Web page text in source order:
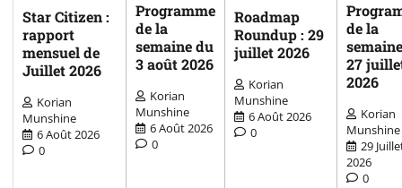
Star Citizen :
rapport
mensuel de
Juillet 2026
Korian
Munshine
6 Août 2026
0
Programme
de la
semaine du
3 août 2026
Korian
Munshine
6 Août 2026
0
Roadmap
Roundup : 29
juillet 2026
Korian
Munshine
6 Août 2026
0
de la
27
2026
Korian
Munshine
29
2026
0